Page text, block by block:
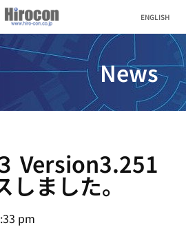
ENGLISH
News
Version3.251
しました。
pm